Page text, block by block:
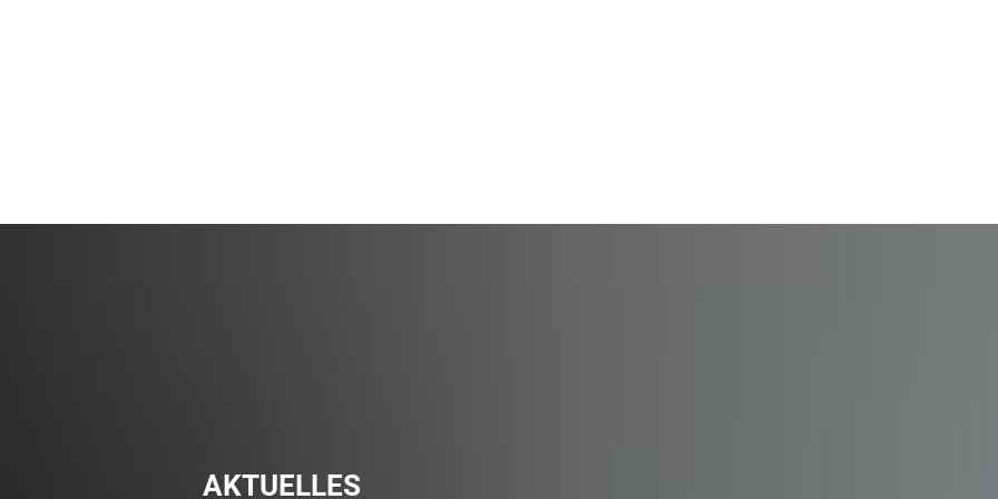
AKTUELLES